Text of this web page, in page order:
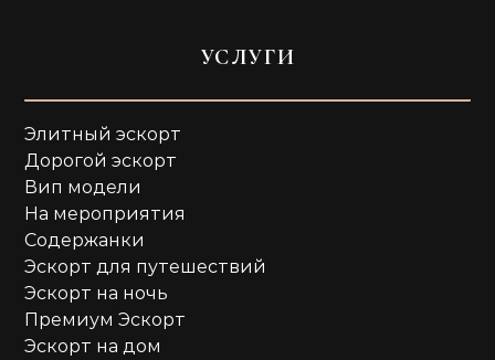
УСЛУГИ
Элитный эскорт
Дорогой эскорт
Вип модели
На мероприятия
Содержанки
Эскорт для путешествий
Эскорт на ночь
Премиум Эскорт
Эскорт на дом